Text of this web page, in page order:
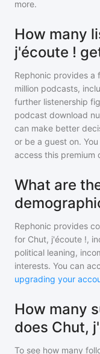
more.
How many
j'écoute !
Rephonic provides
million podcasts,
further listenership
podcast download
can make better
or be a guest on.
access this premium
What are
Rephonic provides
for Chut, j'écoute !,
political leaning,
interests. You can
upgrading your
How many
does Chut,
To see how many